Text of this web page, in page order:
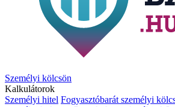
Személyi kölcsön
Kalkulátorok
Személyi hitel Fogyasztóbarát személyi